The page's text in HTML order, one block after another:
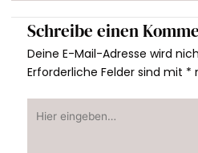
Schreibe einen
Deine E-Mail-Adresse wird
Erforderliche Felder sind mit *